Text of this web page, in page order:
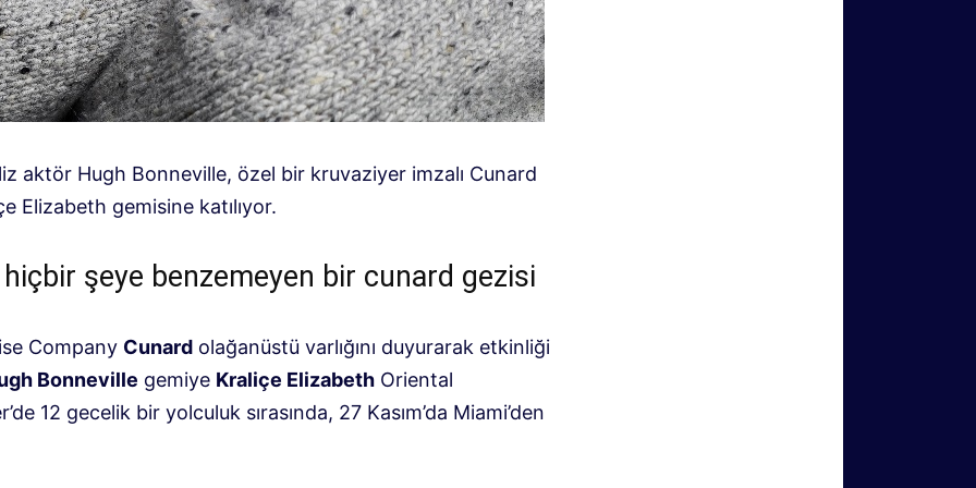
aktör Hugh Bonneville, özel bir kruvaziyer imzalı Cunard
Elizabeth gemisine katılıyor.
şeye benzemeyen bir cunard gezisi
Company Cunard olağanüstü varlığını duyurarak etkinliği
Bonneville gemiye Kraliçe Elizabeth Oriental
12 gecelik bir yolculuk sırasında, 27 Kasım’da Miami’den